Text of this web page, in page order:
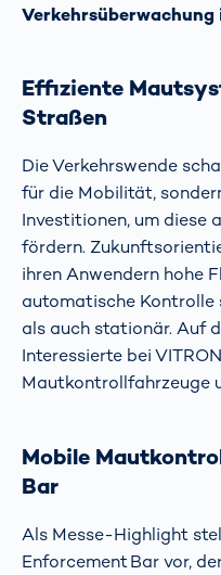
Effiziente
Straßen
Die Verkehrswende
für die Mobilität,
Investitionen, um diese
fördern.
ihren Anwendern hohe
automatische Kontrolle
als auch stationär. Auf
Interessierte bei
Mautkontrollfahrzeuge
Mobile
Bar
Als Messe-Highlight
Enforcement Bar vor,